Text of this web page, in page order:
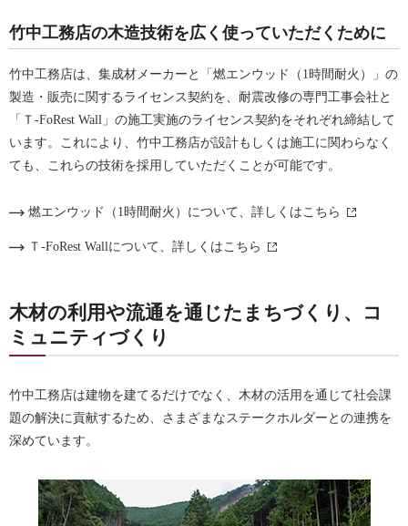
竹中工務店の木造技術を広く使っていただくために
竹中工務店は、集成材メーカーと「燃エンウッド（1時間耐火）」の
製造・販売に関するライセンス契約を、耐震改修の専門工事会社と
「Ｔ-FoRest Wall」の施工実施のライセンス契約をそれぞれ締結して
います。これにより、竹中工務店が設計もしくは施工に関わらなく
ても、これらの技術を採用していただくことが可能です。
燃エンウッド（1時間耐火）について、詳しくはこちら
Ｔ-FoRest Wallについて、詳しくはこちら
木材の利用や流通を通じたまちづくり、コ
ミュニティづくり
竹中工務店は建物を建てるだけでなく、木材の活用を通じて社会課
題の解決に貢献するため、さまざまなステークホルダーとの連携を
深めています。